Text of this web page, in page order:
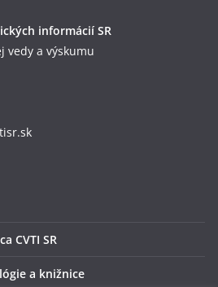
informácií SR
vedy a výskumu
CVTI SR
a knižnice